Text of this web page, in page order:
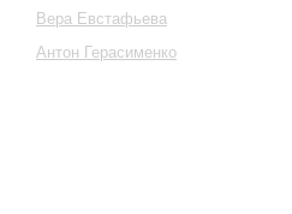
Вера Евстафьева
Антон Герасименко